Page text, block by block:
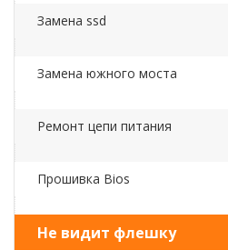
Замена ssd
Замена южного моста
Ремонт цепи питания
Прошивка Bios
Не видит флешку